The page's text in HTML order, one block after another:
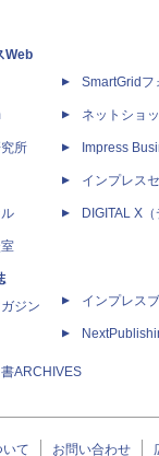
Web
所
ジン
ARCHIVES
SmartGridフ
ネットショ
Impress
インプレス
DIGITAL X
インプレス
て お問い合わせ